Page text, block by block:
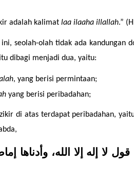
adalah kalimat laa ilaaha illallah.”
seolah-olah tidak ada kandungan
dibagi menjadi dua, yaitu:
, yang berisi permintaan;
yang berisi peribadahan;
di atas terdapat peribadahan,